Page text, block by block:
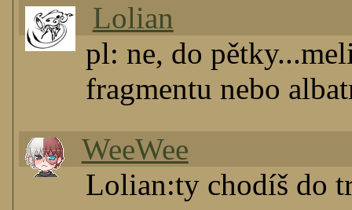
Lolian
pl: ne, do
fragmentu nebo
WeeWee
Lolian:ty chodíš do